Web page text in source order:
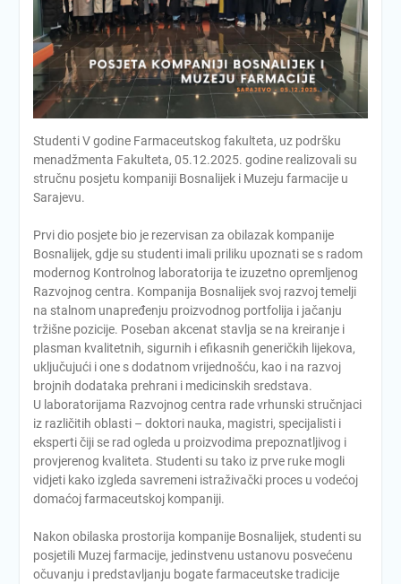
Studenti V godine Farmaceutskog fakulteta, uz podršku
menadžmenta Fakulteta, 05.12.2025. godine realizovali su
stručnu posjetu kompaniji Bosnalijek i Muzeju farmacije u
Sarajevu.
Prvi dio posjete bio je rezervisan za obilazak kompanije
Bosnalijek, gdje su studenti imali priliku upoznati se s radom
modernog Kontrolnog laboratorija te izuzetno opremljenog
Razvojnog centra. Kompanija Bosnalijek svoj razvoj temelji
na stalnom unapređenju proizvodnog portfolija i jačanju
tržišne pozicije. Poseban akcenat stavlja se na kreiranje i
plasman kvalitetnih, sigurnih i efikasnih generičkih lijekova,
uključujući i one s dodatnom vrijednošću, kao i na razvoj
brojnih dodataka prehrani i medicinskih sredstava.
U laboratorijama Razvojnog centra rade vrhunski stručnjaci
iz različitih oblasti – doktori nauka, magistri, specijalisti i
eksperti čiji se rad ogleda u proizvodima prepoznatljivog i
provjerenog kvaliteta. Studenti su tako iz prve ruke mogli
vidjeti kako izgleda savremeni istraživački proces u vodećoj
domaćoj farmaceutskoj kompaniji.
Nakon obilaska prostorija kompanije Bosnalijek, studenti su
posjetili Muzej farmacije, jedinstvenu ustanovu posvećenu
očuvanju i predstavljanju bogate farmaceutske tradicije